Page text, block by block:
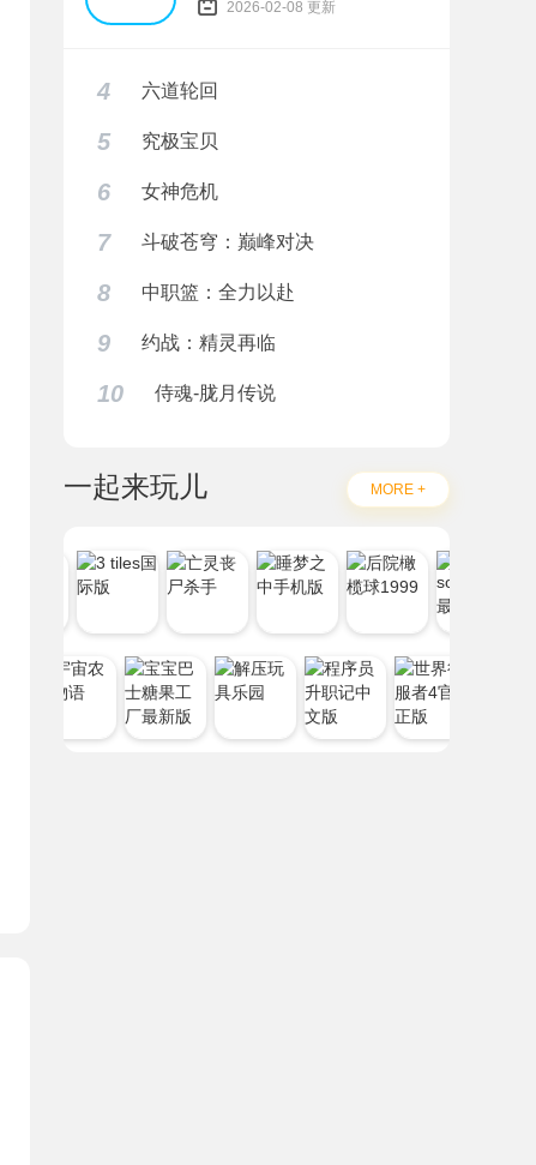
2026-02-08 更新
4 六道轮回
5 究极宝贝
6 女神危机
7 斗破苍穹：巅峰对决
8 中职篮：全力以赴
9 约战：精灵再临
10 侍魂-胧月传说
一起来玩儿 MORE +